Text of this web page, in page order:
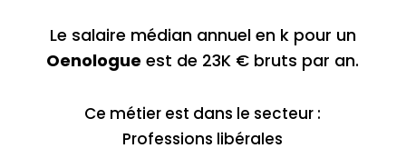
Le salaire médian annuel en k pour un
Oenologue est de 23K € bruts par an.
Ce métier est dans le secteur :
Professions libérales